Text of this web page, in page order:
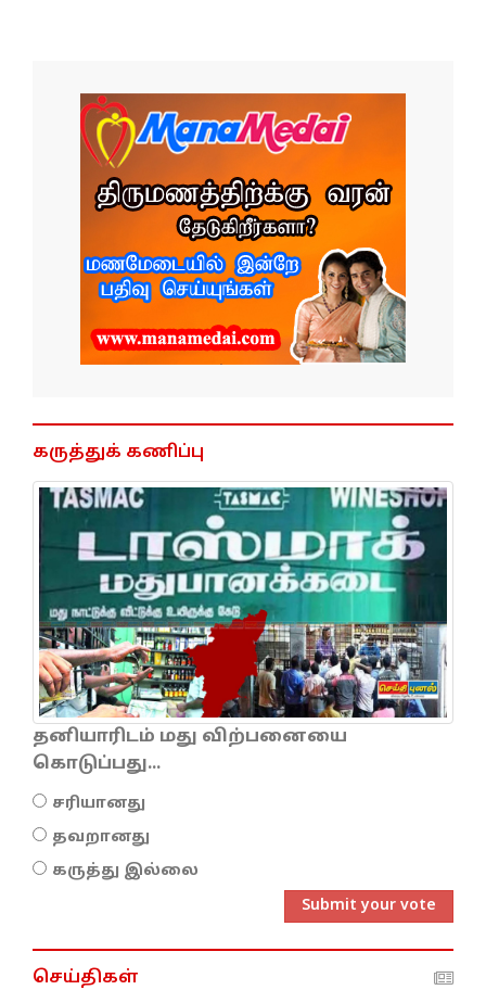
கருத்துக் கணிப்பு
தனியாரிடம் மது விற்பனையை
கொடுப்பது...
சரியானது
தவறானது
கருத்து இல்லை
Submit your vote
செய்திகள்